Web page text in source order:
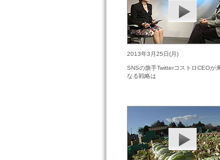
2013年3月25日(月)
SNSの旗手TwitterコストロCEOが
なる戦略は